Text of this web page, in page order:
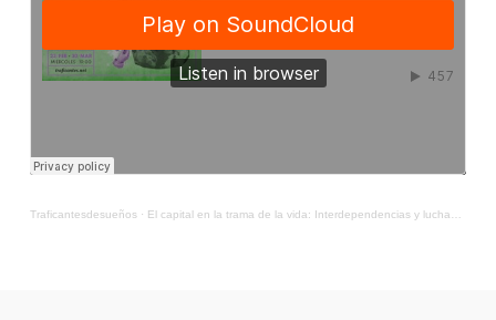
Traficantesdesueños· El capital en la trama de la vida: Interdependencias y luchas por lo común con Mina Lorena Navarro